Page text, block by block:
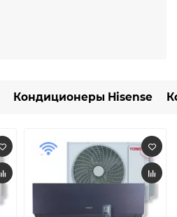
Кондиционеры Hisense